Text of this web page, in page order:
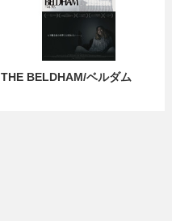
THE BELDHAM/ベルダム